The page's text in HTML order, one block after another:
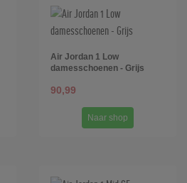
Air Jordan 1 Low
damesschoenen - Grijs
90,99
Naar shop